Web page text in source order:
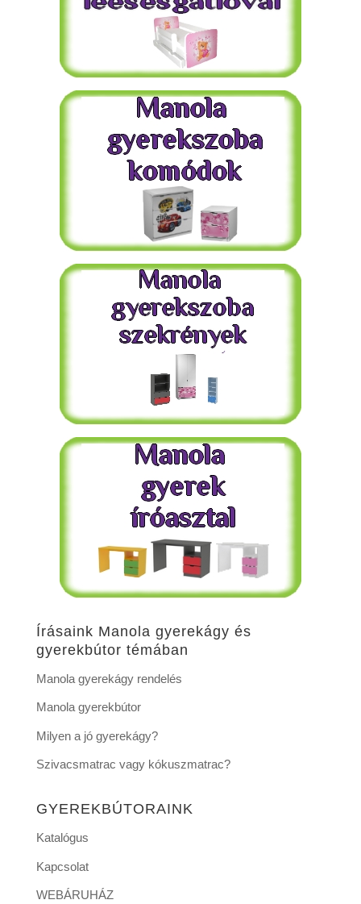
Írásaink Manola gyerekágy és
gyerekbútor témában
Manola gyerekágy rendelés
Manola gyerekbútor
Milyen a jó gyerekágy?
Szivacsmatrac vagy kókuszmatrac?
GYEREKBÚTORAINK
Katalógus
Kapcsolat
WEBÁRUHÁZ